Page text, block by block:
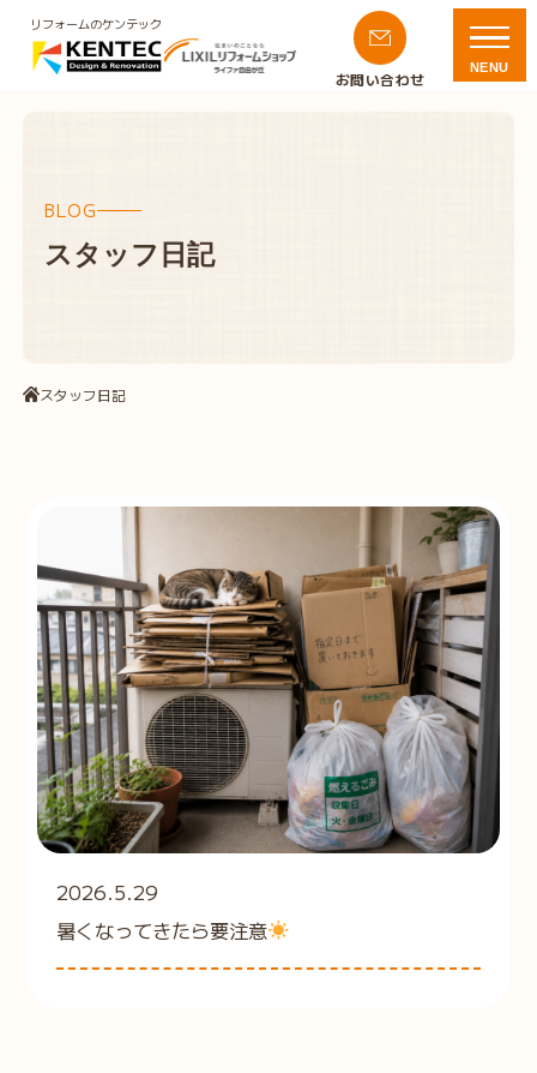
リフォームのケンテック
お問い合わせ
NENU
BLOG
スタッフ日記
スタッフ日記
2026.5.29
暑くなってきたら要注意